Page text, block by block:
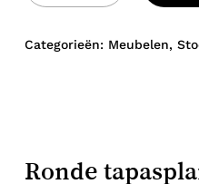
Categorieën: Meubelen,
Ronde